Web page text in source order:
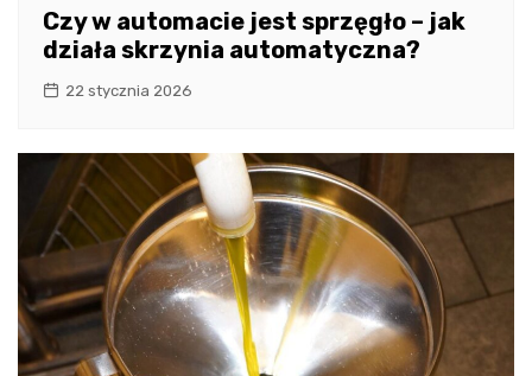
Czy w automacie jest sprzęgło – jak
działa skrzynia automatyczna?
22 stycznia 2026